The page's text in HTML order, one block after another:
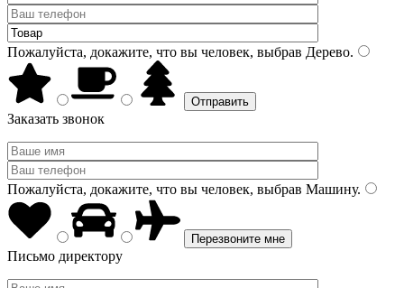
Пожалуйста, докажите, что вы человек, выбрав Дерево.
Заказать звонок
Пожалуйста, докажите, что вы человек, выбрав Машину.
Письмо директору